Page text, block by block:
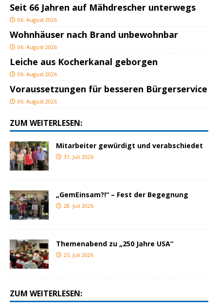
Seit 66 Jahren auf Mähdrescher unterwegs
06. August 2026
Wohnhäuser nach Brand unbewohnbar
06. August 2026
Leiche aus Kocherkanal geborgen
06. August 2026
Voraussetzungen für besseren Bürgerservice
06. August 2026
ZUM WEITERLESEN:
Mitarbeiter gewürdigt und verabschiedet
31. Juli 2026
„GemEinsam?!“ – Fest der Begegnung
28. Juli 2026
Themenabend zu „250 Jahre USA“
25. Juli 2026
ZUM WEITERLESEN: